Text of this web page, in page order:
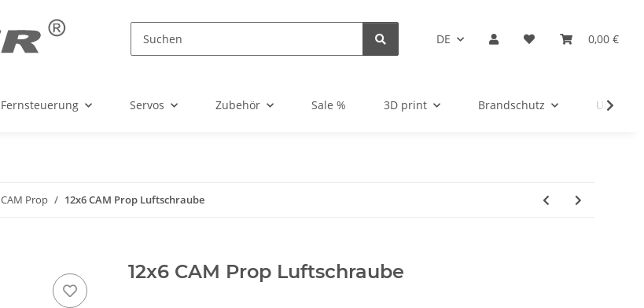
DE 0,00 €
Fernsteuerung Servos Zubehör Sale % 3D print Brandschutz
CAM Prop 12x6 CAM Prop Luftschraube
12x6 CAM Prop Luftschraube